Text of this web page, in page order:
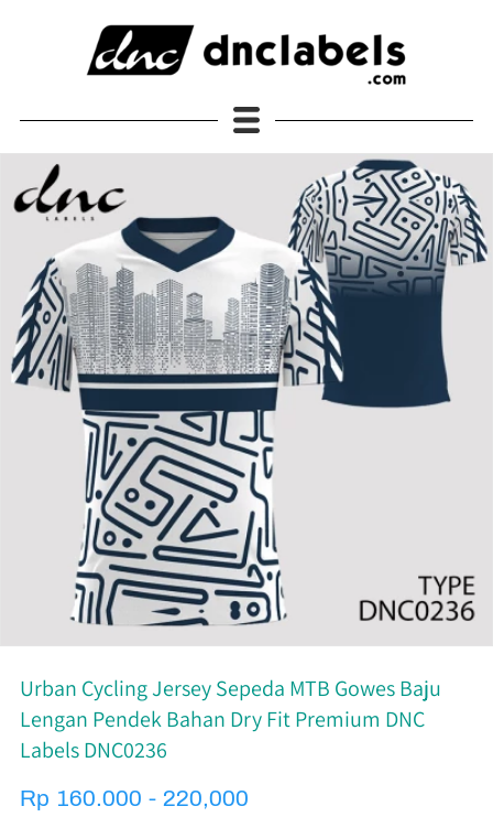
JERSEY DNC Labels Original
Jersey Lengan Pendek
Urban Cycling Jersey Sepeda MTB Gowes Baju
Lengan Pendek Bahan Dry Fit Premium DNC
Labels DNC0236
Rp 160.000 - 220,000